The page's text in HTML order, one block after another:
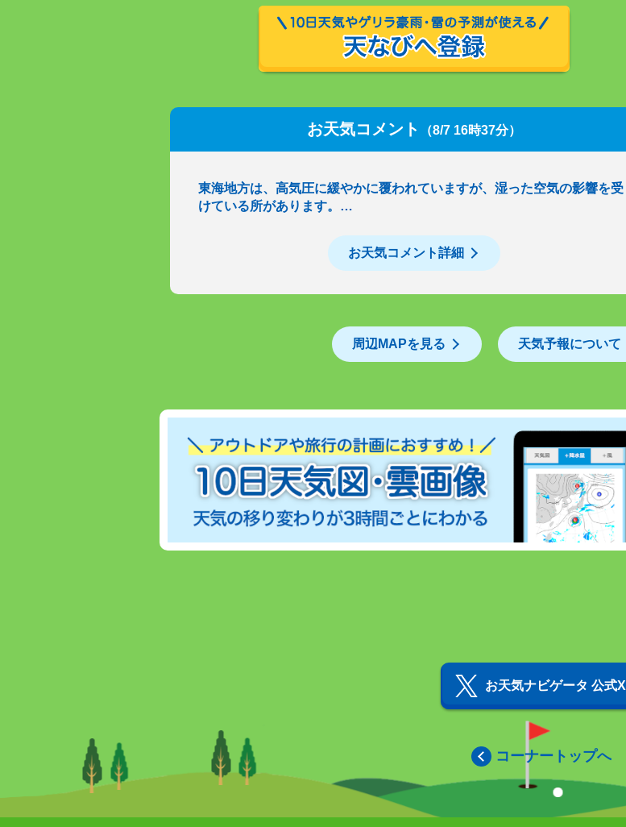
お天気コメント （8/7 16時37分）
東海地方は、高気圧に緩やかに覆われていますが、湿った空気の影響を受
けている所があります。…
お天気コメント詳細
周辺MAPを見る 天気予報について
お天気ナビゲータ 公式X
コーナートップへ